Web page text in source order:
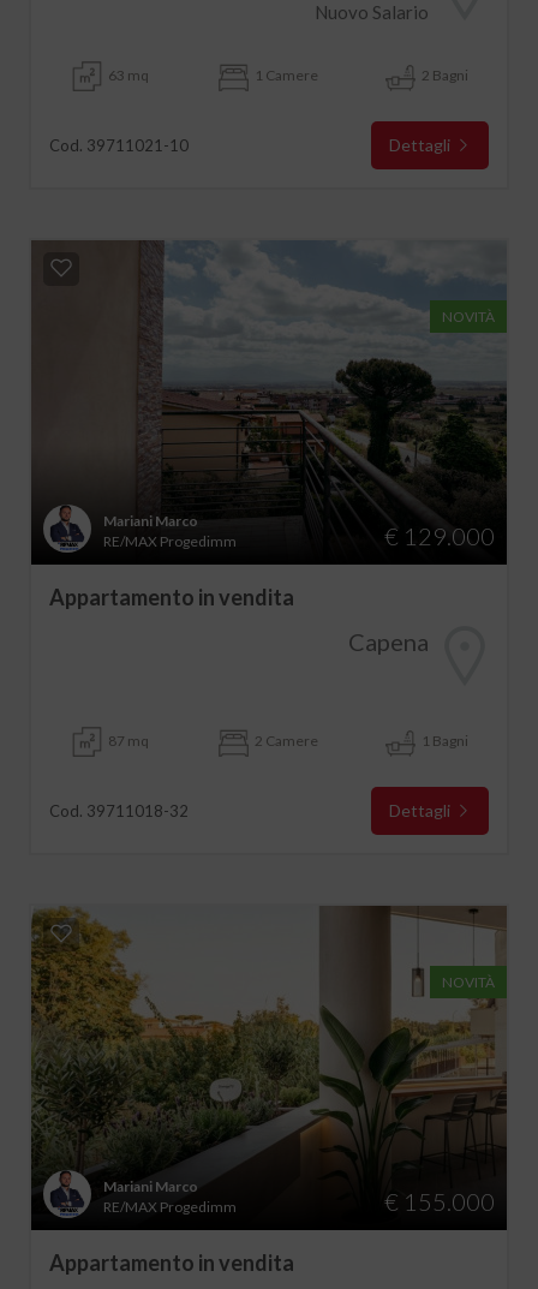
Nuovo Salario
63 mq 1 Camere 2 Bagni
Cod. 39711021-10 Dettagli
NOVITÀ
Mariani Marco
RE/MAX Progedimm
€ 129.000
Appartamento in vendita
Capena
87 mq 2 Camere 1 Bagni
Cod. 39711018-32 Dettagli
NOVITÀ
Mariani Marco
RE/MAX Progedimm
€ 155.000
Appartamento in vendita